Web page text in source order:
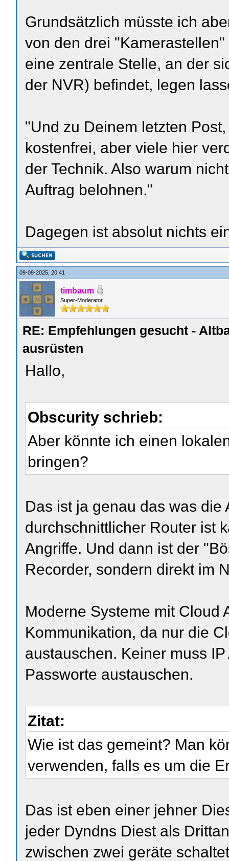
Grundsätzlich müsste ich
von den drei
eine zentrale Stelle, an der
der NVR) befindet, legen
"Und zu Deinem letzten
kostenfrei, aber viele hier
der Technik. Also warum
Auftrag belohnen."
Dagegen ist absolut nichts
09-09-2025, 20:41
timbaum
Super-Moderator
RE: Empfehlungen gesucht -
ausrüsten
Hallo,
Obscurity schrieb:
Aber könnte ich einen
bringen?
Das ist ja genau das was
durchschnittlicher Router ist
Angriffe. Und dann ist der
Recorder, sondern direkt im
Moderne Systeme mit Cloud
Kommunikation, da nur die
austauschen. Keiner muss
Passworte austauschen.
Zitat:
Wie ist das gemeint? Man
verwenden, falls es um die
Das ist eben einer jehner
jeder Dyndns Diest als
zwischen zwei geräte